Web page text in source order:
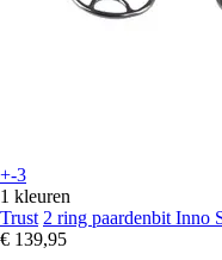
+-3
1 kleuren
Trust 2 ring paardenbit Inno
€ 139,95